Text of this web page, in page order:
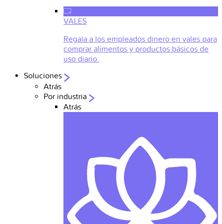
VALES
Regala a los empleados dinero en vales para
comprar alimentos y productos básicos de
uso diario.
Soluciones
Atrás
Por industria
Atrás